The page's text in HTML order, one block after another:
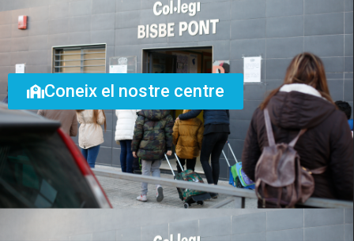
Coneix el nostre centre